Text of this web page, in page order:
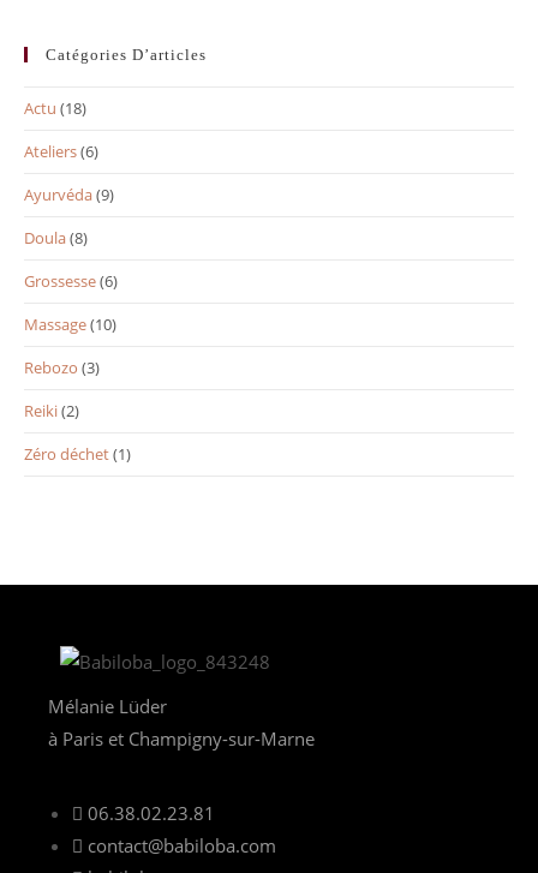
Catégories D’articles
Actu (18)
Ateliers(6)
Ayurvéda(9)
Doula(8)
Grossesse(6)
Massage(10)
Rebozo (3)
Reiki(2)
Zéro déchet(1)
Mélanie Lüder
à Paris et Champigny-sur-Marne
06.38.02.23.81
contact@babiloba.com